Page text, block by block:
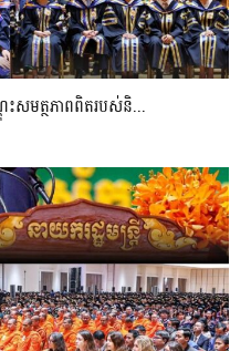
សមត្ថភាពពិតរបស់និ...